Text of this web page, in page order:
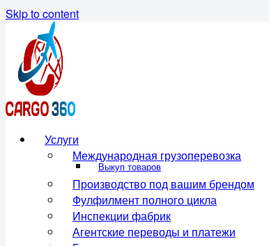
Skip to content
Услуги
Международная грузоперевозка
Выкуп товаров
Производство под вашим брендом
Фулфилмент полного цикла
Инспекции фабрик
Агентские переводы и платежи